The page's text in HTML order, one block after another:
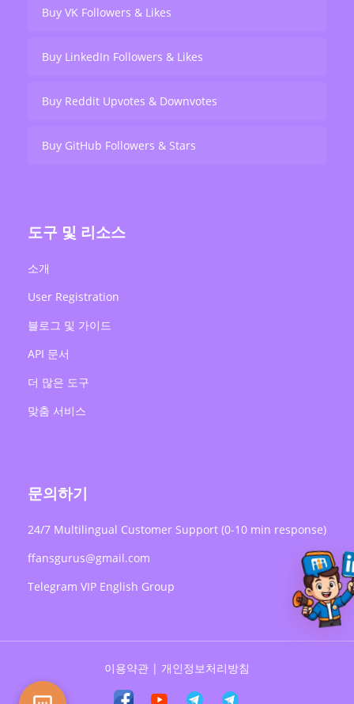
Buy VK Followers & Likes
Buy LinkedIn Followers & Likes
Buy Reddit Upvotes & Downvotes
Buy GitHub Followers & Stars
도구 및 리소스
소개
User Registration
블로그 및 가이드
API 문서
더 많은 도구
맞춤 서비스
문의하기
24/7 Multilingual Customer Support (0-10 min response)
ffansgurus@gmail.com
Telegram VIP English Group
이용약관 | 개인정보처리방침